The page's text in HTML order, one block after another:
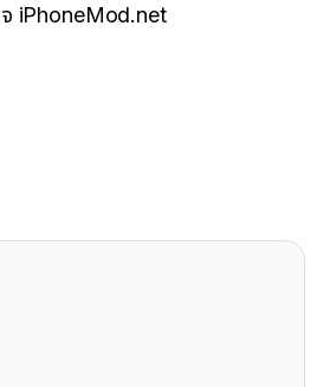
iPhoneMod.net